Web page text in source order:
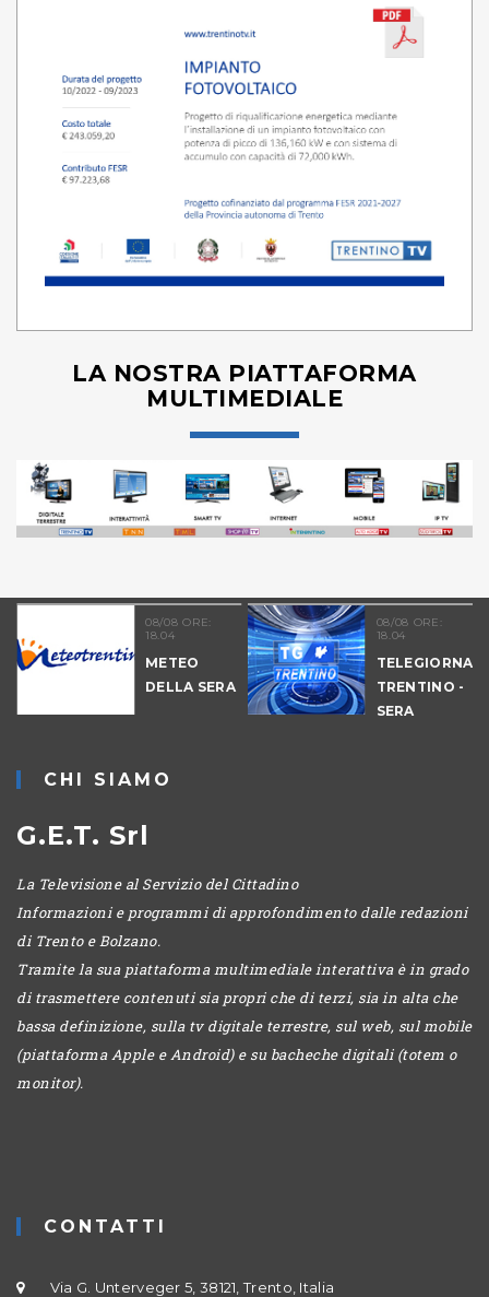
LA NOSTRA PIATTAFORMA
MULTIMEDIALE
08/08 ORE:
18.04
METEO
DELLA SERA
08/08 ORE:
18.04
TRENTINO -
SERA
CHI SIAMO
G.E.T. Srl
La Televisione al Servizio del Cittadino
Informazioni e programmi di approfondimento dalle redazioni
di Trento e Bolzano.
Tramite la sua piattaforma multimediale interattiva è in grado
di trasmettere contenuti sia propri che di terzi, sia in alta che
bassa definizione, sulla tv digitale terrestre, sul web, sul mobile
(piattaforma Apple e Android) e su bacheche digitali (totem o
monitor).
CONTATTI
Via G. Unterveger 5, 38121, Trento, Italia